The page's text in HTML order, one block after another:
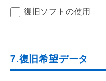
復旧ソフトの使用
7.復旧希望データ